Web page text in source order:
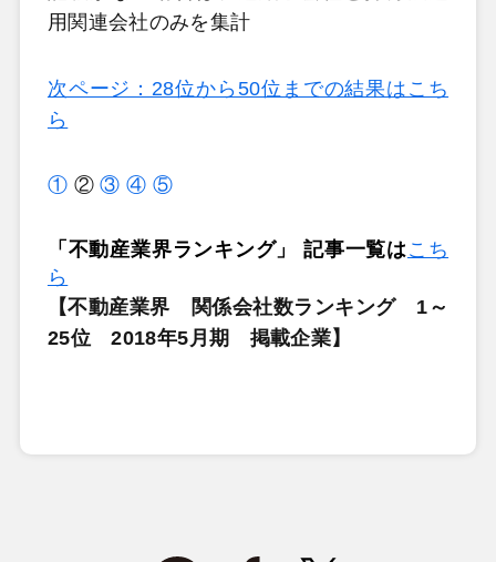
用関連会社のみを集計
次ページ：28位から50位までの結果はこち
ら
① ②③ ④ ⑤
「不動産業界ランキング」 記事一覧は こち
ら
【不動産業界 関係会社数ランキング 1～
25位 2018年5月期 掲載企業】